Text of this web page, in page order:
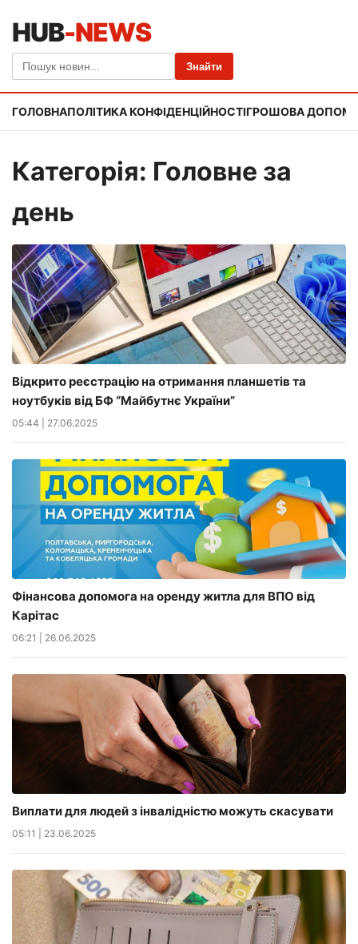
HUB-NEWS
Знайти
ГОЛОВНАПОЛІТИКА КОНФІДЕНЦІЙНОСТІГРОШОВА
Категорія: Головне за
день
Відкрито реєстрацію на отримання планшетів та
ноутбуків від БФ “Майбутнє України”
05:44 27.06.2025
Фінансова допомога на оренду житла для ВПО від
Карітас
06:21 26.06.2025
Виплати для людей з інвалідністю можуть скасувати
05:11 23.06.2025